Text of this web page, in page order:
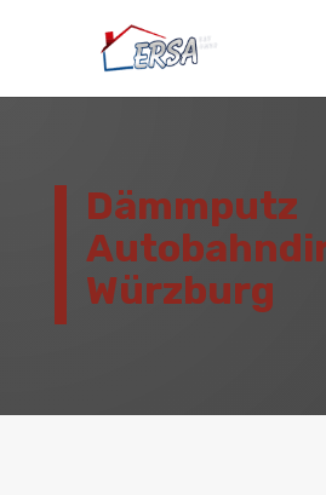
Dämmputz
Würzburg